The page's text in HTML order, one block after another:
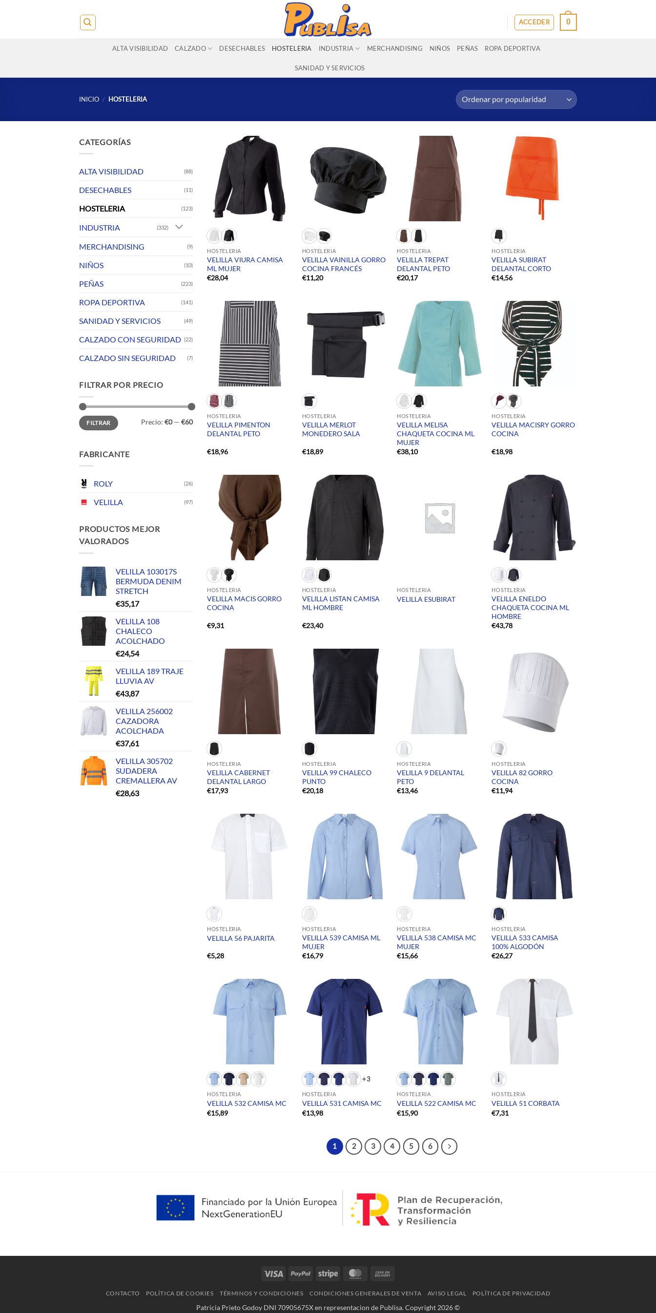
ACCEDER 0
ALTA VISIBILIDAD CALZADO DESECHABLES HOSTELERIA INDUSTRIA MERCHANDISING NIÑOS PEÑAS ROPA DEPORTIVA
SANIDAD Y SERVICIOS
INICIO / HOSTELERIA
CATEGORÍAS
ALTA VISIBILIDAD (88)
DESECHABLES (11)
HOSTELERIA (123)
INDUSTRIA (332)
MERCHANDISING (9)
NIÑOS (10)
PEÑAS (223)
ROPA DEPORTIVA (141)
SANIDAD Y SERVICIOS (49)
CALZADO CON SEGURIDAD (22)
CALZADO SIN SEGURIDAD (7)
FILTRAR POR PRECIO
Precio
mínimo
Precio
máximo
FILTRAR Precio: €0— €60
FABRICANTE
ROLY (26)
VELILLA (97)
PRODUCTOS MEJOR
VALORADOS
VELILLA 103017S
BERMUDA DENIM
STRETCH
€35,17
VELILLA 108
CHALECO
ACOLCHADO
€24,54
VELILLA 189 TRAJE
LLUVIA AV
€43,87
VELILLA 256002
CAZADORA
ACOLCHADA
€37,61
VELILLA 305702
SUDADERA
CREMALLERA AV
€28,63
HOSTELERIA
VELILLA VIURA CAMISA
ML MUJER
€28,04
HOSTELERIA
VELILLA VAINILLA GORRO
COCINA FRANCÉS
€11,20
HOSTELERIA
VELILLA TREPAT
DELANTAL PETO
€20,17
HOSTELERIA
VELILLA SUBIRAT
DELANTAL CORTO
€14,56
HOSTELERIA
VELILLA PIMENTON
DELANTAL PETO
€18,96
HOSTELERIA
VELILLA MERLOT
MONEDERO SALA
€18,89
HOSTELERIA
VELILLA MELISA
CHAQUETA COCINA ML
MUJER
€38,10
HOSTELERIA
VELILLA MACISRY GORRO
COCINA
€18,98
HOSTELERIA
VELILLA MACIS GORRO
COCINA
€9,31
HOSTELERIA
VELILLA LISTAN CAMISA
ML HOMBRE
€23,40
HOSTELERIA
VELILLA ESUBIRAT
HOSTELERIA
VELILLA ENELDO
CHAQUETA COCINA ML
HOMBRE
€43,78
HOSTELERIA
VELILLA CABERNET
DELANTAL LARGO
€17,93
HOSTELERIA
VELILLA 99 CHALECO
PUNTO
€20,18
HOSTELERIA
VELILLA 9 DELANTAL
PETO
€13,46
HOSTELERIA
VELILLA 82 GORRO
COCINA
€11,94
HOSTELERIA
VELILLA 56 PAJARITA
€5,28
HOSTELERIA
VELILLA 539 CAMISA ML
MUJER
€16,79
HOSTELERIA
VELILLA 538 CAMISA MC
MUJER
€15,66
HOSTELERIA
VELILLA 533 CAMISA
100% ALGODÓN
€26,27
HOSTELERIA
VELILLA 532 CAMISA MC
€15,89
+3
HOSTELERIA
VELILLA 531 CAMISA MC
€13,98
HOSTELERIA
VELILLA 522 CAMISA MC
€15,90
HOSTELERIA
VELILLA 51 CORBATA
€7,31
1 2 3 4 5 6
Visa PayPal Stripe MasterCard
Delivery
CONTACTO POLÍTICA DE COOKIES TÉRMINOS Y CONDICIONES CONDICIONES GENERALES DE VENTA AVISO LEGAL POLÍTICA DE PRIVACIDAD
Patricia Prieto Godoy DNI 70905675X en representacion de Publisa. Copyright 2026 ©